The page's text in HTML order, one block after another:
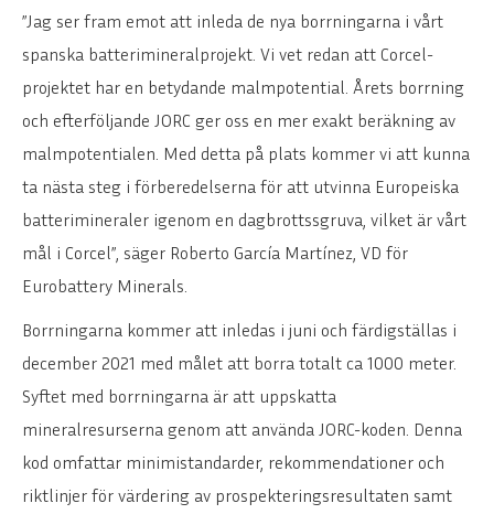
”Jag ser fram emot att inleda de nya borrningarna i vårt
spanska batterimineralprojekt. Vi vet redan att Corcel-
projektet har en betydande malmpotential. Årets borrning
och efterföljande JORC ger oss en mer exakt beräkning av
malmpotentialen. Med detta på plats kommer vi att kunna
ta nästa steg i förberedelserna för att utvinna Europeiska
batterimineraler igenom en dagbrottssgruva, vilket är vårt
mål i Corcel”, säger Roberto García Martínez, VD för
Eurobattery Minerals.
Borrningarna kommer att inledas i juni och färdigställas i
december 2021 med målet att borra totalt ca 1000 meter.
Syftet med borrningarna är att uppskatta
mineralresurserna genom att använda JORC-koden. Denna
kod omfattar minimistandarder, rekommendationer och
riktlinjer för värdering av prospekteringsresultaten samt